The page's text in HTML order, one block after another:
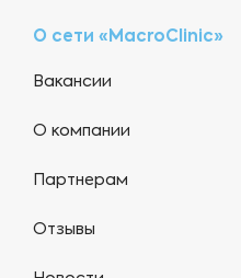
О сети «MacroClinic»
Вакансии
О компании
Партнерам
Отзывы